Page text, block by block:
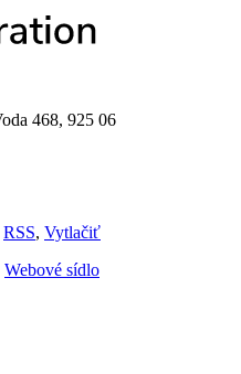
468, 925 06
RSS, Vytlačiť
Webové sídlo